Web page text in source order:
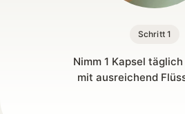
Schritt 1
Nimm 1 Kapsel
mit ausreichend